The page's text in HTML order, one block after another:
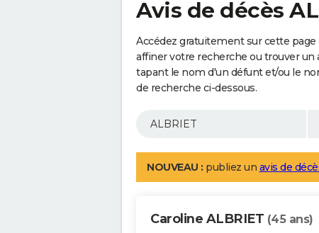
Avis de décès
Accédez gratuitement sur cette page
affiner votre recherche ou trouver un
tapant le nom d'un défunt et/ou le
de recherche ci-dessous.
NOUVEAU : publiez un avis de
Caroline ALBRIET (45 ans)